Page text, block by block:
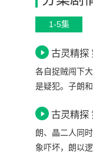
1-5集
古灵精探
各自捉贼闯下
是疑犯。子朗
古灵精探
朗、晶二人同
象吓坏，朗以